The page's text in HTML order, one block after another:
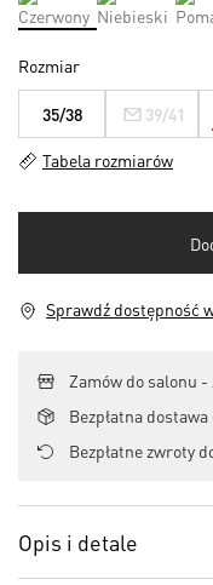
Rozmiar
35/38 39/41
Tabela rozmiarów
Sprawdź dostępność
Zamów do salonu
Bezpłatna
Bezpłatne zwroty
Opis i detale